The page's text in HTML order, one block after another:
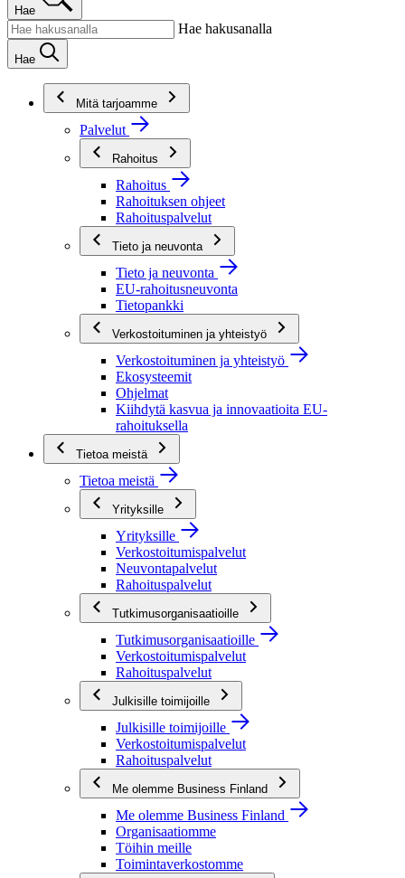
Hae
Hae hakusanalla
Hae
Mitä tarjoamme
Palvelut
Rahoitus
Rahoitus
Rahoituksen ohjeet
Rahoituspalvelut
Tieto ja neuvonta
Tieto ja neuvonta
EU-rahoitusneuvonta
Tietopankki
Verkostoituminen ja yhteistyö
Verkostoituminen ja yhteistyö
Ekosysteemit
Ohjelmat
Kiihdytä kasvua ja innovaatioita EU-
rahoituksella
Tietoa meistä
Tietoa meistä
Yrityksille
Yrityksille
Verkostoitumispalvelut
Neuvontapalvelut
Rahoituspalvelut
Tutkimusorganisaatioille
Tutkimusorganisaatioille
Verkostoitumispalvelut
Rahoituspalvelut
Julkisille toimijoille
Julkisille toimijoille
Verkostoitumispalvelut
Rahoituspalvelut
Me olemme Business Finland
Me olemme Business Finland
Organisaatiomme
Töihin meille
Toimintaverkostomme